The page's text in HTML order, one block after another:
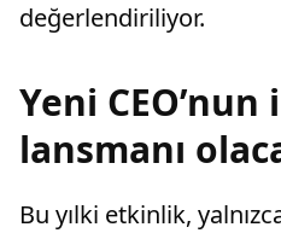
değerlendiriliyor.
Yeni
lansmanı
Bu yılki etkinlik,